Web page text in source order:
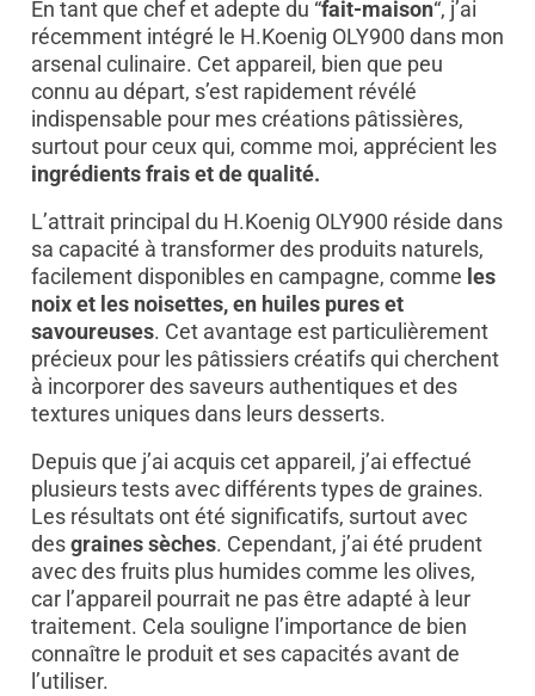
En tant que chef et adepte du “fait-maison“, j’ai
récemment intégré le H.Koenig OLY900 dans mon
arsenal culinaire. Cet appareil, bien que peu
connu au départ, s’est rapidement révélé
indispensable pour mes créations pâtissières,
surtout pour ceux qui, comme moi, apprécient les
ingrédients frais et de qualité.
L’attrait principal du H.Koenig OLY900 réside dans
sa capacité à transformer des produits naturels,
facilement disponibles en campagne, comme les
noix et les noisettes, en huiles pures et
savoureuses. Cet avantage est particulièrement
précieux pour les pâtissiers créatifs qui cherchent
à incorporer des saveurs authentiques et des
textures uniques dans leurs desserts.
Depuis que j’ai acquis cet appareil, j’ai effectué
plusieurs tests avec différents types de graines.
Les résultats ont été significatifs, surtout avec
desgraines sèches. Cependant, j’ai été prudent
avec des fruits plus humides comme les olives,
car l’appareil pourrait ne pas être adapté à leur
traitement. Cela souligne l’importance de bien
connaître le produit et ses capacités avant de
l’utiliser.